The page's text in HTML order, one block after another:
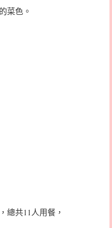
菜色。
總共11人用餐，